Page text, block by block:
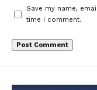
Save my name,
time I comment.